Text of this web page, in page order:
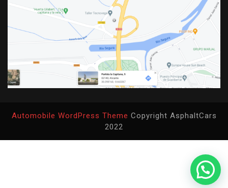
Automobile WordPress Theme Copyright AsphaltCars
2022